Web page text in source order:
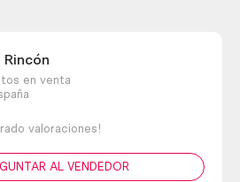
en venta
valoraciones!
AL VENDEDOR